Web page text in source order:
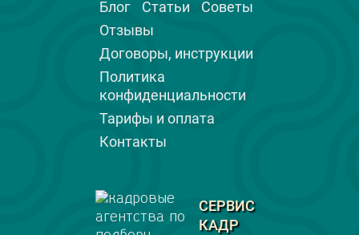
Блог
Статьи
Советы
Отзывы
Договоры, инструкции
Политика
конфиденциальности
Тарифы и оплата
Контакты
СЕРВИС
КАДР